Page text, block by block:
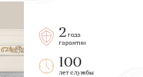
2 года
гарантии
100
лет службы